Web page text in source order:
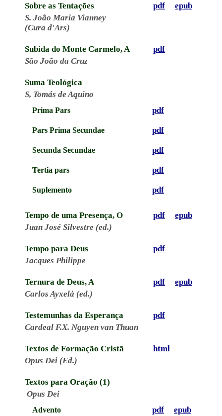
Sobre as Tentações pdf
epub
S. João Maria Vianney
(Cura d'Ars)
Subida do Monte Carmelo, A
pdf
São João da Cruz
Suma Teológica
S, Tomás de Aquino
Prima Pars pdf
Pars Prima Secundae pdf
Secunda Secundae pdf
Tertia pars pdf
Suplemento pdf
Tempo de uma Presença, O pdf
epub
Juan José Silvestre (ed.)
Tempo para Deus
pdf
Jacques Philippe
Ternura de Deus, A pdf
epub
Carlos Ayxelà (ed.)
Testemunhas da Esperança
pdf
Cardeal F.X. Nguyen van Thuan
Textos de Formação Cristã
html
Opus Dei (Ed.)
Textos para Oração (1)
Opus Dei
Advento pdf epub